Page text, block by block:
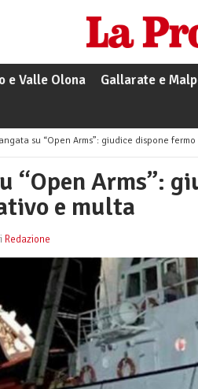
e Valle Olona Gallarate e
su “Open Arms”: giudice dispone
“Open Arms”:
e multa
Redazione